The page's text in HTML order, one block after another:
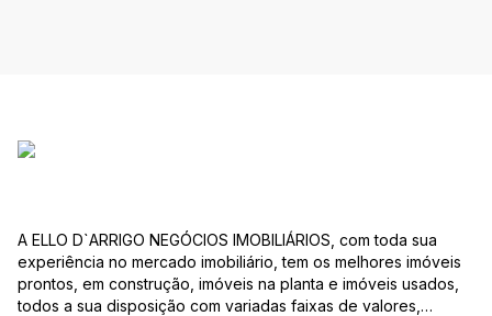
A ELLO D`ARRIGO NEGÓCIOS IMOBILIÁRIOS, com toda sua
experiência no mercado imobiliário, tem os melhores imóveis
prontos, em construção, imóveis na planta e imóveis usados,
todos a sua disposição com variadas faixas de valores,